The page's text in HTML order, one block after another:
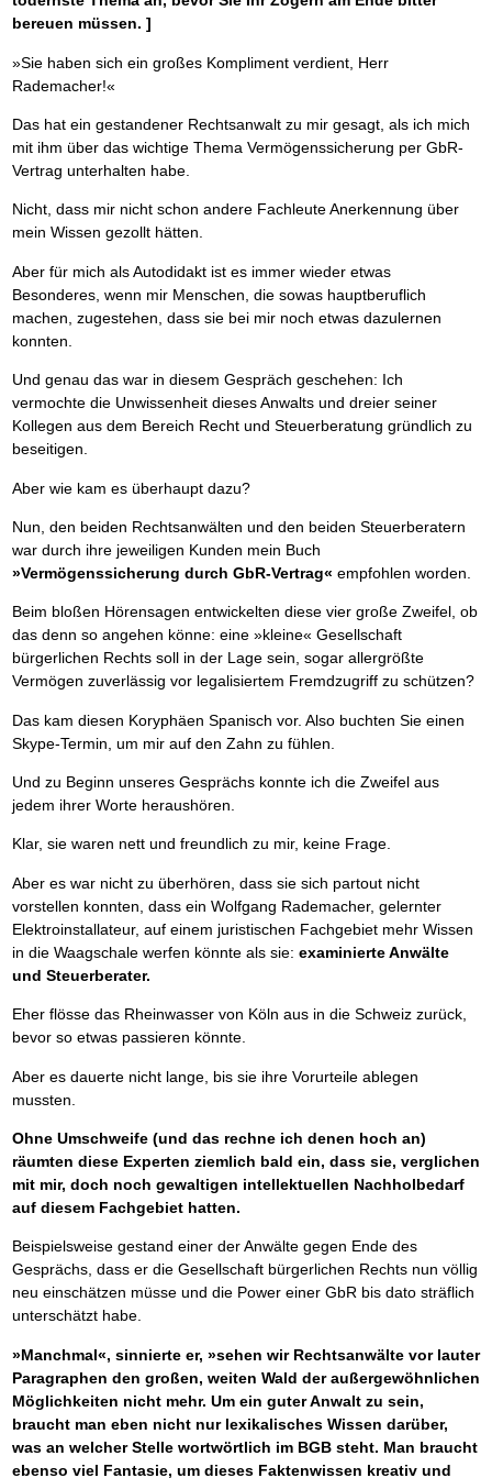
bereuen müssen. ]
»Sie haben sich ein großes Kompliment verdient, Herr
Rademacher!«
Das hat ein gestandener Rechtsanwalt zu mir gesagt, als ich mich
mit ihm über das wichtige Thema Vermögenssicherung per GbR-
Vertrag unterhalten habe.
Nicht, dass mir nicht schon andere Fachleute Anerkennung über
mein Wissen gezollt hätten.
Aber für mich als Autodidakt ist es immer wieder etwas
Besonderes, wenn mir Menschen, die sowas hauptberuflich
machen, zugestehen, dass sie bei mir noch etwas dazulernen
konnten.
Und genau das war in diesem Gespräch geschehen: Ich
vermochte die Unwissenheit dieses Anwalts und dreier seiner
Kollegen aus dem Bereich Recht und Steuerberatung gründlich zu
beseitigen.
Aber wie kam es überhaupt dazu?
Nun, den beiden Rechtsanwälten und den beiden Steuerberatern
war durch ihre jeweiligen Kunden mein Buch
»Vermögenssicherung durch GbR-Vertrag« empfohlen worden.
Beim bloßen Hörensagen entwickelten diese vier große Zweifel, ob
das denn so angehen könne: eine »kleine« Gesellschaft
bürgerlichen Rechts soll in der Lage sein, sogar allergrößte
Vermögen zuverlässig vor legalisiertem Fremdzugriff zu schützen?
Das kam diesen Koryphäen Spanisch vor. Also buchten Sie einen
Skype-Termin, um mir auf den Zahn zu fühlen.
Und zu Beginn unseres Gesprächs konnte ich die Zweifel aus
jedem ihrer Worte heraushören.
Klar, sie waren nett und freundlich zu mir, keine Frage.
Aber es war nicht zu überhören, dass sie sich partout nicht
vorstellen konnten, dass ein Wolfgang Rademacher, gelernter
Elektroinstallateur, auf einem juristischen Fachgebiet mehr Wissen
in die Waagschale werfen könnte als sie: examinierte Anwälte
und Steuerberater.
Eher flösse das Rheinwasser von Köln aus in die Schweiz zurück,
bevor so etwas passieren könnte.
Aber es dauerte nicht lange, bis sie ihre Vorurteile ablegen
mussten.
Ohne Umschweife (und das rechne ich denen hoch an)
räumten diese Experten ziemlich bald ein, dass sie, verglichen
mit mir, doch noch gewaltigen intellektuellen Nachholbedarf
auf diesem Fachgebiet hatten.
Beispielsweise gestand einer der Anwälte gegen Ende des
Gesprächs, dass er die Gesellschaft bürgerlichen Rechts nun völlig
neu einschätzen müsse und die Power einer GbR bis dato sträflich
unterschätzt habe.
»Manchmal«, sinnierte er, »sehen wir Rechtsanwälte vor lauter
Paragraphen den großen, weiten Wald der außergewöhnlichen
Möglichkeiten nicht mehr. Um ein guter Anwalt zu sein,
braucht man eben nicht nur lexikalisches Wissen darüber,
was an welcher Stelle wortwörtlich im BGB steht. Man braucht
ebenso viel Fantasie, um dieses Faktenwissen kreativ und